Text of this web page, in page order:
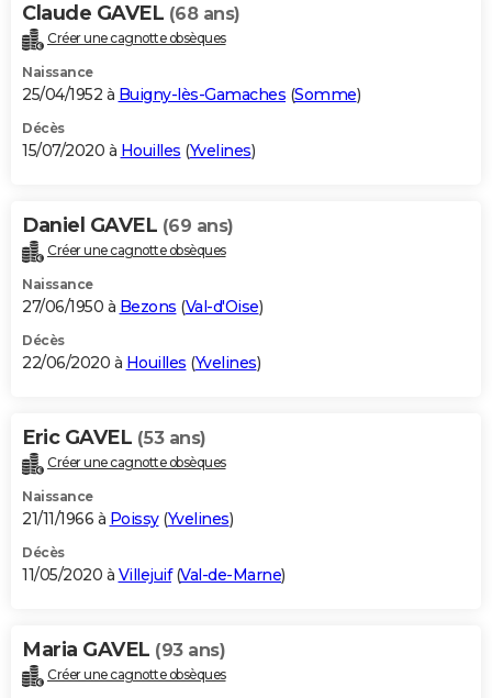
Claude GAVEL (68 ans)
Créer une cagnotte obsèques
Naissance
25/04/1952 à Buigny-lès-Gamaches (Somme)
Décès
15/07/2020 à Houilles (Yvelines)
Daniel GAVEL (69 ans)
Créer une cagnotte obsèques
Naissance
27/06/1950 à Bezons (Val-d'Oise)
Décès
22/06/2020 à Houilles (Yvelines)
Eric GAVEL (53 ans)
Créer une cagnotte obsèques
Naissance
21/11/1966 à Poissy(Yvelines)
Décès
11/05/2020 à Villejuif(Val-de-Marne)
Maria GAVEL (93 ans)
Créer une cagnotte obsèques